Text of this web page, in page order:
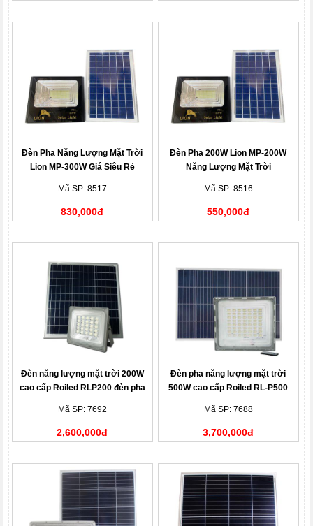
Đèn Pha Năng Lượng Mặt Trời
Lion MP-300W Giá Siêu Rẻ
Mã SP: 8517
830,000đ
Đèn Pha 200W Lion MP-200W
Năng Lượng Mặt Trời
Mã SP: 8516
550,000đ
Đèn năng lượng mặt trời 200W
cao cấp Roiled RLP200 đèn pha
Mã SP: 7692
2,600,000đ
Đèn pha năng lượng mặt trời
500W cao cấp Roiled RL-P500
trình
Mã SP: 7688
3,700,000đ